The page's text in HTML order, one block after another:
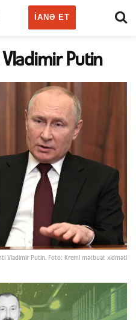
IANƏ ET
Putin
Vladimir Putin. Foto: Kreml mətbuat xidməti